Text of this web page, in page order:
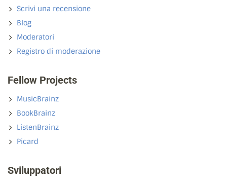
Scrivi una recensione
Blog
Moderatori
Registro di moderazione
Fellow Projects
MusicBrainz
BookBrainz
ListenBrainz
Picard
Sviluppatori